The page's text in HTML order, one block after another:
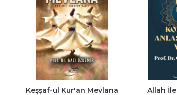
Keşşaf-ul Kur'an Mevlana
Allah